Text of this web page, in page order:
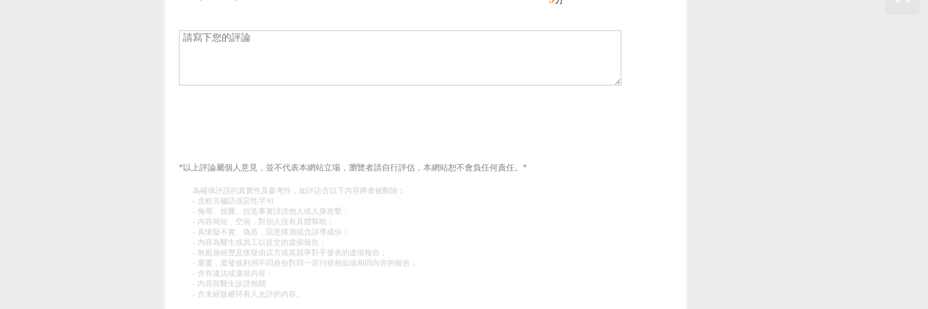
*以上評論屬個人意見，並不代表本網站立場，瀏覽者請自行評估，本網站恕不會負任何責任。*
為確保評語的真實性及參考性，如評語含以下內容將會被刪除︰
- 含粗言穢語或惡性字句
- 侮辱、挑釁、捏造事實誹謗他人或人身攻擊；
- 內容簡短﹑空洞，對別人沒有具體幫助；
- 具懷疑不實、偽造﹑惡意猜測或含誤導成份；
- 內容為醫生或員工以提交的虛假報告；
- 無親身經歷及懷疑由店方或其競爭對手發表的虛假報告；
- 重覆﹑濫發或利用不同身份對同一店刊登相似或相同內容的報告；
- 含有違法或違規內容；
- 內容與醫生診證無關
- 含未經版權持有人允許的內容。